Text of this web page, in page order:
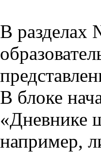
В разделах
В блоке
«Дневнике
например,